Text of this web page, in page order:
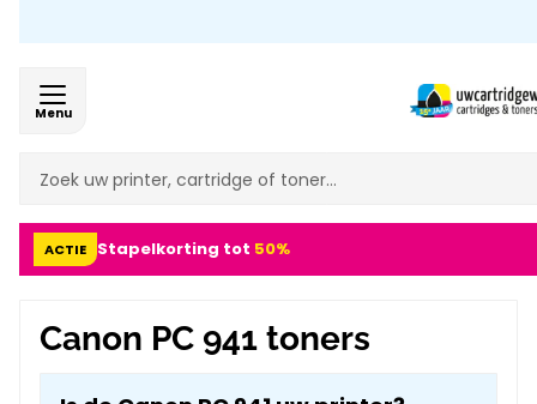
Menu
ACTIE Stapelkorting tot 50%
Canon PC 941 toners